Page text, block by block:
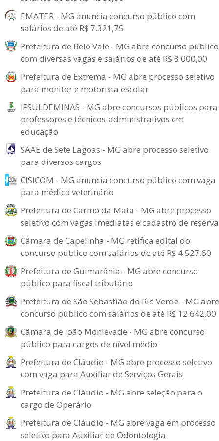
EMATER - MG anuncia concurso público com
salários de até R$ 7.321,75
Prefeitura de Belo Vale - MG abre concurso público
com diversas vagas e salários de até R$ 8.000,00
Prefeitura de Extrema - MG abre processo seletivo
para monitor e motorista escolar
IFSULDEMINAS - MG abre concursos públicos para
professores e técnicos-administrativos em
educação
SAAE de Sete Lagoas - MG abre processo seletivo
para diversos cargos
CISICOM - MG anuncia concurso público com vaga
para médico veterinário
Prefeitura de Carmo da Mata - MG abre processo
seletivo com vagas imediatas e cadastro de reserva
Câmara de Capelinha - MG retifica edital do
concurso público com salários de até R$ 4.527,60
Prefeitura de Guimarânia - MG abre concurso
público para fiscal tributário
Prefeitura de São Sebastião do Rio Verde - MG abre
concurso público com salários de até R$ 12.642,00
Câmara de João Monlevade - MG abre concurso
público para cargos de nível médio
Prefeitura de Cláudio - MG abre processo seletivo
com vaga para Auxiliar de Serviços Gerais
Prefeitura de Cláudio - MG abre seleção para o
cargo de Operário
Prefeitura de Cláudio - MG abre vaga em processo
seletivo para Auxiliar de Odontologia